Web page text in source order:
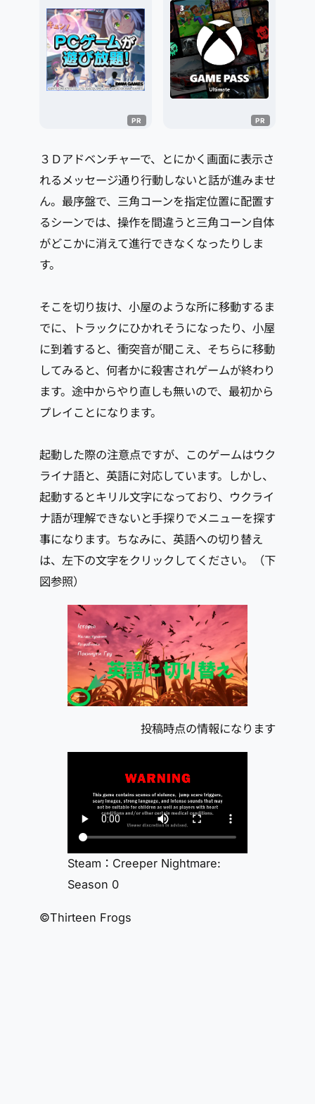
３Ｄアドベンチャーで、とにかく画面に表示さ
れるメッセージ通り行動しないと話が進みませ
ん。最序盤で、三角コーンを指定位置に配置す
るシーンでは、操作を間違うと三角コーン自体
がどこかに消えて進行できなくなったりしま
す。
そこを切り抜け、小屋のような所に移動するま
でに、トラックにひかれそうになったり、小屋
に到着すると、衝突音が聞こえ、そちらに移動
してみると、何者かに殺害されゲームが終わり
ます。途中からやり直しも無いので、最初から
プレイことになります。
起動した際の注意点ですが、このゲームはウク
ライナ語と、英語に対応しています。しかし、
起動するとキリル文字になっており、ウクライ
ナ語が理解できないと手探りでメニューを探す
事になります。ちなみに、英語への切り替え
は、左下の文字をクリックしてください。（下
図参照）
投稿時点の情報になります
Steam：Creeper Nightmare:
Season 0
©Thirteen Frogs